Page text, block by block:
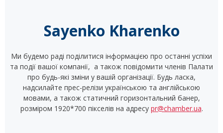
Sayenko Kharenko
Ми будемо раді поділитися інформацією про останні успіхи
та події вашої компанії, а також повідомити членів Палати
про будь-які зміни у вашій організації. Будь ласка,
надсилайте прес-релізи українською та англійською
мовами, а також статичний горизонтальний банер,
розміром 1920*700 пікселів на адресу pr@chamber.ua.